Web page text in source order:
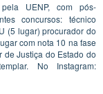
UENP, com pós-
concursos: técnico
(5 lugar) procurador do
com nota 10 na fase
de Justiça do Estado do
No Instagram: